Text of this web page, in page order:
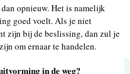
opnieuw. Het is namelijk
goed voelt. Als je niet
zijn bij de beslissing, dan zul je
om ernaar te handelen.
in de weg?